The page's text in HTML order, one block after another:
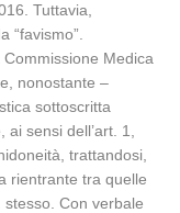
Tuttavia,
“favismo”.
Medica
nonostante –
sottoscritta
sensi dell’art. 1,
trattandosi,
rientrante tra quelle
stesso. Con verbale